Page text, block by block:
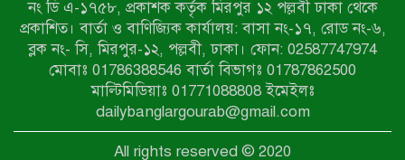
নীলফামারী কমিটি নিয়ে প্রশ্ন, প্রতিবাদে
সদস্য সচিব
দরিয়ানগরে প্যারাসেইলিং দুর্ঘটনায় পর্যটক
নিহত: হত্যা মামলার প্রধান আসামি ঢাকায়
র‌্যাবের জালে
আদাচাকী দক্ষিণপাড়া ফ্রেন্ডস ক্লাবের
নং ডি এ-১৭৫৮, প্রকাশক কর্তৃক মিরপুর ১২ পল্লবী ঢাকা থেকে
প্রকাশিত। বার্তা ও বাণিজ্যিক কার্যালয়: বাসা নং-১৭, রোড নং-৬,
ব্লক নং- সি, মিরপুর-১২, পল্লবী, ঢাকা। ফোন: 02587747974
মোবাঃ 01786388546 বার্তা বিভাগঃ 01787862500
মাল্টিমিডিয়াঃ 01771088808 ইমেইলঃ
dailybanglargourab@gmail.com
All rights reserved © 2020